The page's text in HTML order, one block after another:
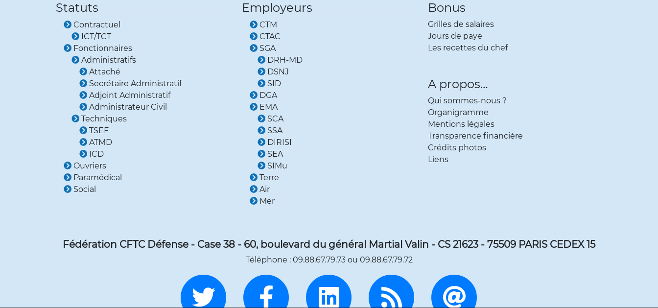
Statuts
Contractuel
ICT/TCT
Fonctionnaires
Administratifs
Attaché
Secrétaire Administratif
Adjoint Administratif
Administrateur Civil
Techniques
TSEF
ATMD
ICD
Ouvriers
Paramédical
Social
Employeurs
CTM
CTAC
SGA
DRH-MD
DSNJ
SID
DGA
EMA
SCA
SSA
DIRISI
SEA
SIMu
Terre
Air
Mer
Bonus
Grilles de salaires
Jours de paye
Les recettes du chef
A propos…
Qui sommes-nous ?
Organigramme
Mentions légales
Transparence financière
Crédits photos
Liens
Fédération CFTC Défense - Case 38 - 60, boulevard du général Martial Valin - CS 21623 - 75509 PARIS CEDEX 15
Téléphone : 09.88.67.79.73 ou 09.88.67.79.72